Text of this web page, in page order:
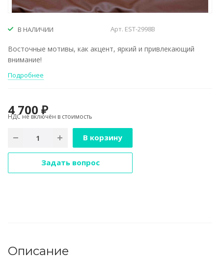
В НАЛИЧИИ Арт. EST-2998В
Восточные мотивы, как акцент, яркий и привлекающий
внимание!
Подробнее
4 700 ₽
В корзину
Задать вопрос
НДС не включён в стоимость
Описание